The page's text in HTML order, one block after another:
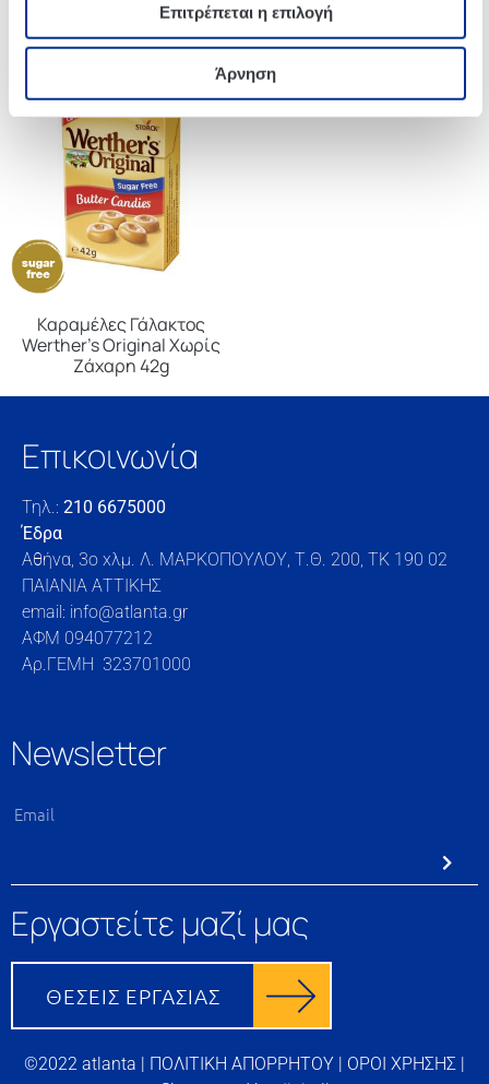
Επιτρέπεται η επιλογή
Άρνηση
Μαύρη Σοκολάτα Με
Γέμιση Πάστας Αμυγδάλου
Ritter Sport 100g
Toffifee 125g
Καραμέλες Γάλακτος
Werther’s Original Χωρίς
Ζάχαρη 42g
Επικοινωνία
Τηλ.: 210 6675000
Έδρα
Αθήνα, 3o xλμ. Λ. ΜΑΡΚΟΠΟΥΛΟΥ, Τ.Θ. 200, TK 190 02
ΠΑΙΑΝΙΑ ΑΤΤΙΚΗΣ
email: info@atlanta.gr
ΑΦΜ 094077212
Αρ.ΓΕΜΗ 323701000
Newsletter
Εργαστείτε μαζί μας
©2022 atlanta | ΠΟΛΙΤΙΚΗ ΑΠΟΡΡΗΤΟΥ ΟΡΟΙ ΧΡΗΣΗΣ